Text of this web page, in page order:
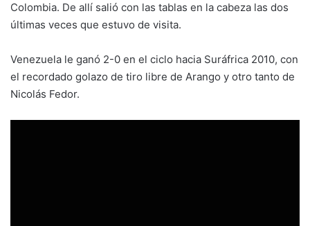
Colombia. De allí salió con las tablas en la cabeza las dos
últimas veces que estuvo de visita.
Venezuela le ganó 2-0 en el ciclo hacia Suráfrica 2010, con
el recordado golazo de tiro libre de Arango y otro tanto de
Nicolás Fedor.